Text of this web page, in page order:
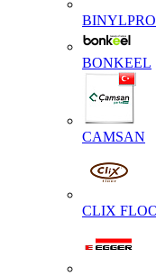
BINYLPRO
BONKEEL
CAMSAN
CLIX